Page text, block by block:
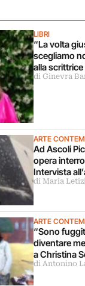
LIBRI
“La volta
scegliamo
alla
di Ginevra
ARTE
Ad Ascoli
opera
Intervista
Galliani
di Maria
ARTE
“Sono
diventare
a Christina
delle
di Antonino